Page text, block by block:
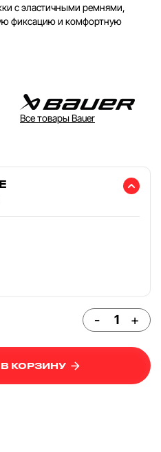
с эластичными ремнями,
фиксацию и комфортную
Все товары Bauer
- +
КОРЗИНУ